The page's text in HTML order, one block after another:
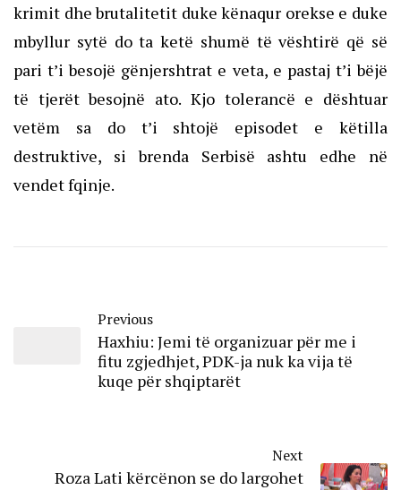
krimit dhe brutalitetit duke kënaqur orekse e duke
mbyllur sytë do ta ketë shumë të vështirë që së
pari t’i besojë gënjershtrat e veta, e pastaj t’i bëjë
të tjerët besojnë ato. Kjo tolerancë e dështuar
vetëm sa do t’i shtojë episodet e këtilla
destruktive, si brenda Serbisë ashtu edhe në
vendet fqinje.
Previous
Haxhiu: Jemi të organizuar për me i
fitu zgjedhjet, PDK-ja nuk ka vija të
kuqe për shqiptarët
Next
Roza Lati kërcënon se do largohet